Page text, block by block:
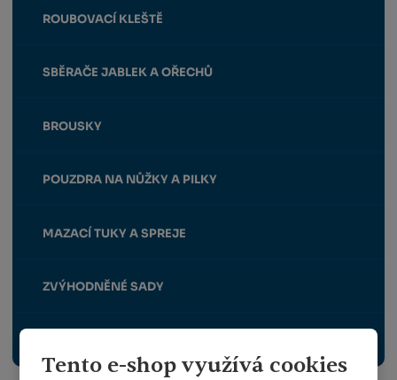
Tento e-shop využívá cookies
ROUBOVACÍ KLEŠTĚ
SBĚRAČE JABLEK A OŘECHŮ
BROUSKY
POUZDRA NA NŮŽKY A PILKY
MAZACÍ TUKY A SPREJE
ZVÝHODNĚNÉ SADY